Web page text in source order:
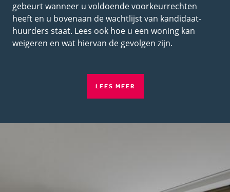
gebeurt wanneer u voldoende voorkeurrechten
heeft en u bovenaan de wachtlijst van kandidaat-
huurders staat. Lees ook hoe u een woning kan
weigeren en wat hiervan de gevolgen zijn.
LEES MEER